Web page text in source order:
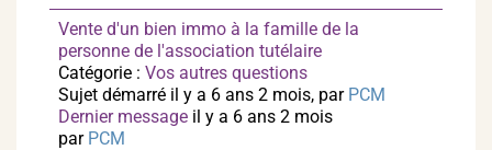
Vente d'un bien immo à la famille de la
personne de l'association tutélaire
Catégorie : Vos autres questions
Sujet démarré il y a 6 ans 2 mois, par PCM
Dernier message il y a 6 ans 2 mois
par PCM